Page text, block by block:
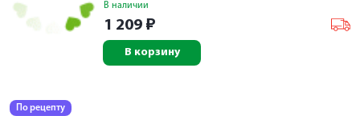
В наличии
1 209 ₽
В корзину
По рецепту